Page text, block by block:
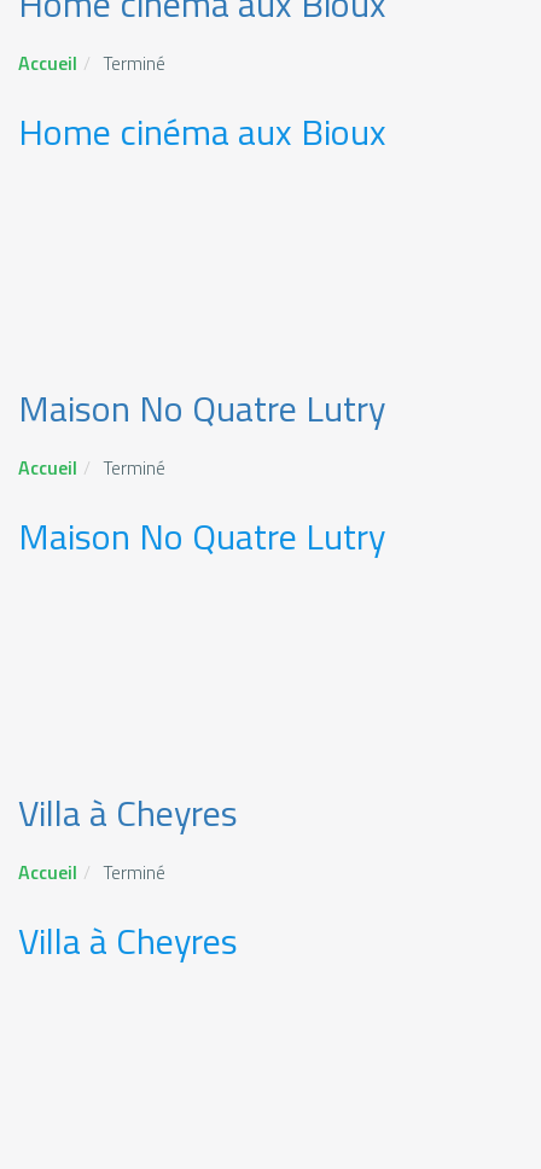
Accueil Terminé
Home cinéma aux Bioux
Maison No Quatre Lutry
Accueil Terminé
Maison No Quatre Lutry
Villa à Cheyres
Accueil Terminé
Villa à Cheyres